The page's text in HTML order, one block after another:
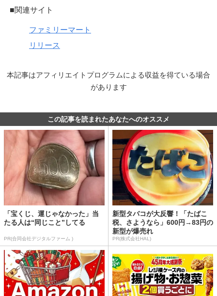
■関連サイト
ファミリーマート
リリース
本記事はアフィリエイトプログラムによる収益を得ている場合
があります
この記事を読まれたあなたへのオススメ
「宝くじ、運じゃなかった」当
たる人は“同じこと”してる
PR(合同会社デジタルファーム )
新型タバコが大反響！「たばこ
税、さようなら」600円→83円の
新型が爆売れ
PR(株式会社HAL)